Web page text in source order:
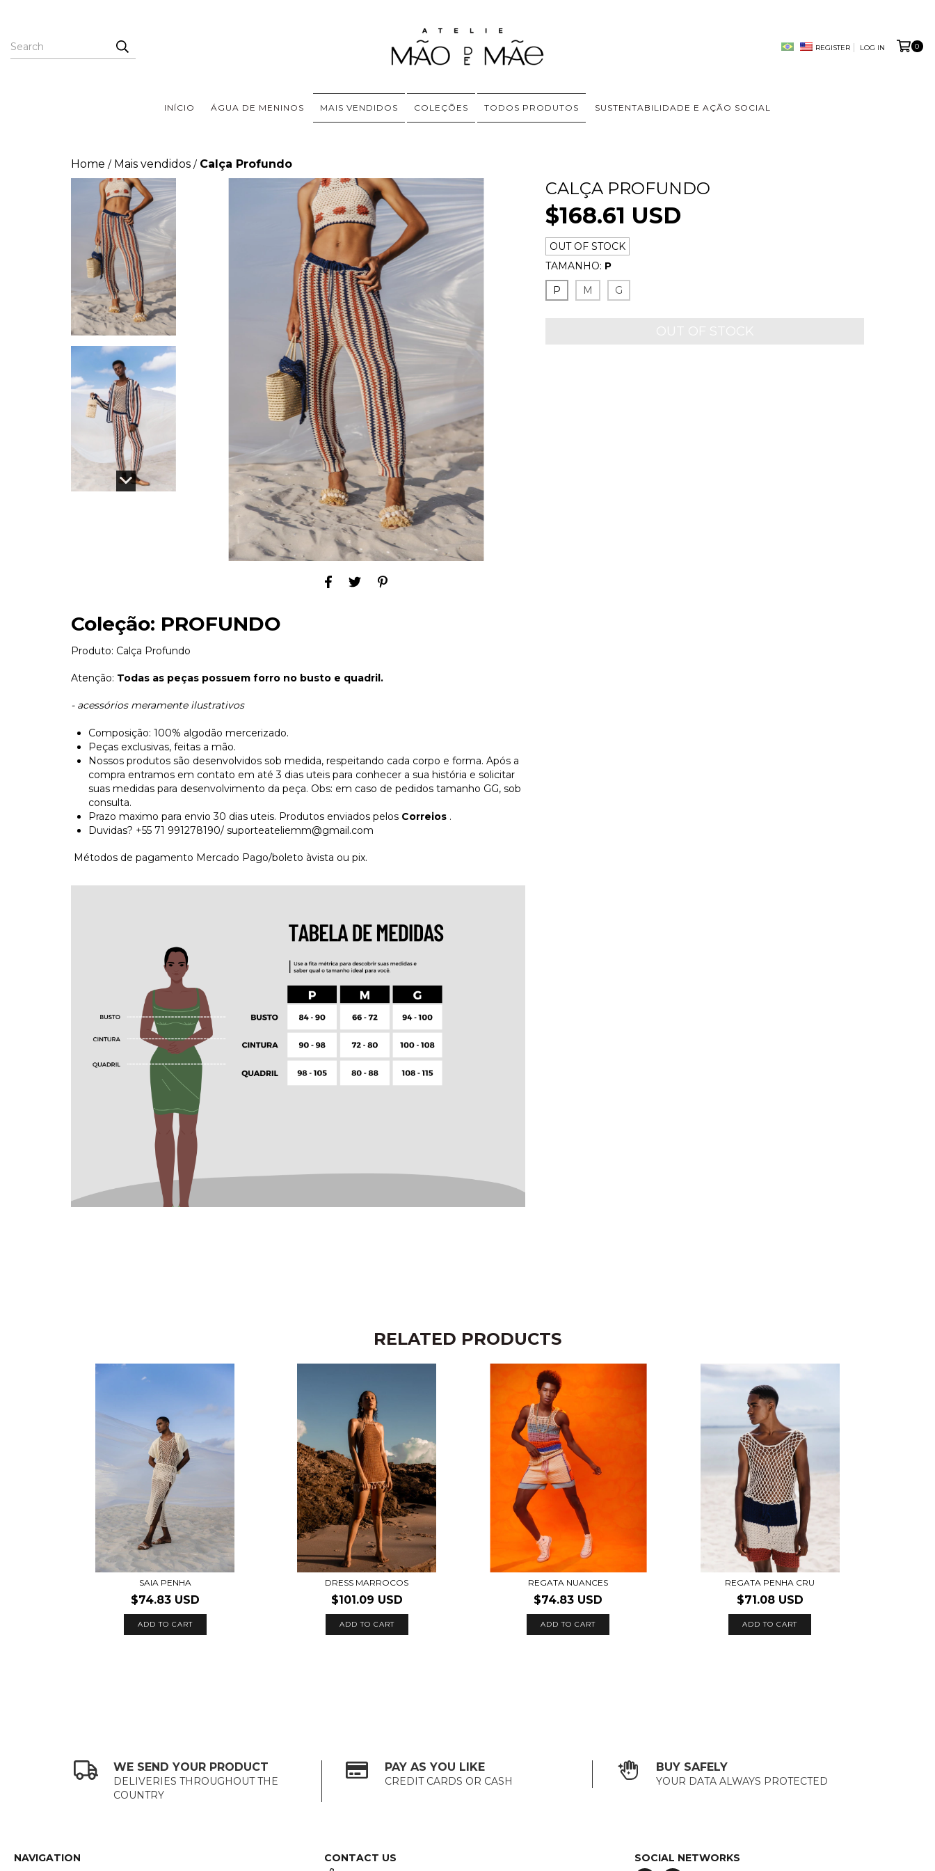
REGISTER LOG IN 0
INÍCIO ÁGUA DE MENINOS MAIS VENDIDOS COLEÇÕES TODOS PRODUTOS SUSTENTABILIDADE E AÇÃO SOCIAL
Home / Mais vendidos / Calça Profundo
Coleção: PROFUNDO
Produto: Calça Profundo
Atenção: Todas as peças possuem forro no busto e quadril.
- acessórios meramente ilustrativos
Composição: 100% algodão mercerizado.
Peças exclusivas, feitas a mão.
Nossos produtos são desenvolvidos sob medida, respeitando cada corpo e forma. Após a
compra entramos em contato em até 3 dias uteis para conhecer a sua história e solicitar
suas medidas para desenvolvimento da peça. Obs: em caso de pedidos tamanho GG, sob
consulta.
Prazo maximo para envio 30 dias uteis. Produtos enviados pelos Correios .
Duvidas? +55 71 991278190/ suporteateliemm@gmail.com
Métodos de pagamento Mercado Pago/boleto àvista ou pix.
CALÇA PROFUNDO
$168.61 USD
OUT OF STOCK
TAMANHO: P
P
M G
RELATED PRODUCTS
SAIA PENHA
$74.83 USD
ADD TO CART
DRESS MARROCOS
$101.09 USD
ADD TO CART
REGATA NUANCES
$74.83 USD
ADD TO CART
REGATA PENHA CRU
$71.08 USD
ADD TO CART
WE SEND YOUR PRODUCT
DELIVERIES THROUGHOUT THE
COUNTRY
PAY AS YOU LIKE
CREDIT CARDS OR CASH
BUY SAFELY
YOUR DATA ALWAYS PROTECTED
NAVIGATION
CONTACT US
SOCIAL NETWORKS